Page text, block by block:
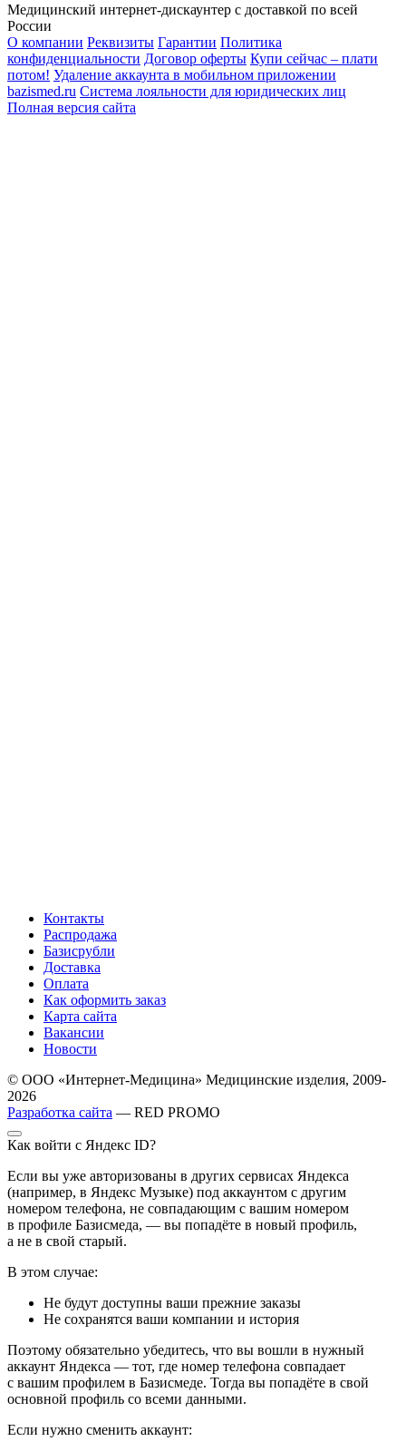
Медицинский интернет-дискаунтер с доставкой по всей
России
О компании Реквизиты Гарантии Политика
конфиденциальности Договор оферты Купи сейчас – плати
потом! Удаление аккаунта в мобильном приложении
bazismed.ru Система лояльности для юридических лиц
Полная версия сайта
Контакты
Распродажа
Базисрубли
Доставка
Оплата
Как оформить заказ
Карта сайта
Вакансии
Новости
© ООО «Интернет-Медицина» Медицинские изделия, 2009-
2026
Разработка сайта — RED PROMO
Как войти с Яндекс ID?
Если вы уже авторизованы в других сервисах Яндекса
(например, в Яндекс Музыке) под аккаунтом с другим
номером телефона, не совпадающим с вашим номером
в профиле Базисмеда, — вы попадёте в новый профиль,
а не в свой старый.
В этом случае:
Не будут доступны ваши прежние заказы
Не сохранятся ваши компании и история
Поэтому обязательно убедитесь, что вы вошли в нужный
аккаунт Яндекса — тот, где номер телефона совпадает
с вашим профилем в Базисмеде. Тогда вы попадёте в свой
основной профиль со всеми данными.
Если нужно сменить аккаунт: